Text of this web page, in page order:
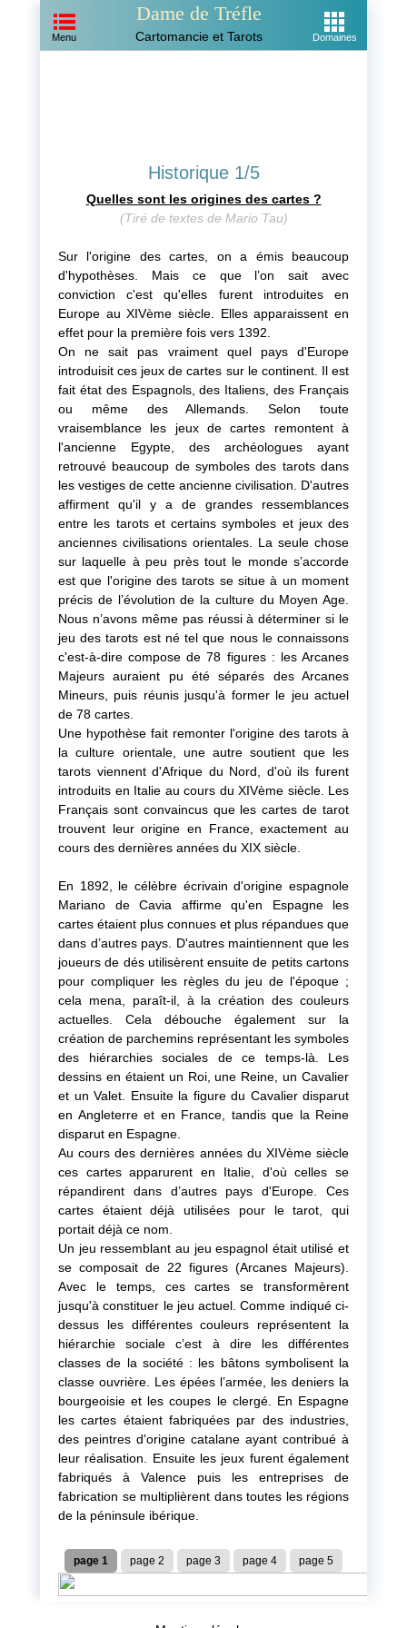
Dame de Tréfle
Cartomancie et Tarots
Menu Domaines
Historique 1/5
Quelles sont les origines des cartes ?
(Tiré de textes de Mario Tau)
Sur l'origine des cartes, on a émis beaucoup
d'hypothèses. Mais ce que l’on sait avec
conviction c'est qu'elles furent introduites en
Europe au XIVème siècle. Elles apparaissent en
effet pour la première fois vers 1392.
On ne sait pas vraiment quel pays d'Europe
introduisit ces jeux de cartes sur le continent. Il est
fait état des Espagnols, des Italiens, des Français
ou même des Allemands. Selon toute
vraisemblance les jeux de cartes remontent à
l'ancienne Egypte, des archéologues ayant
retrouvé beaucoup de symboles des tarots dans
les vestiges de cette ancienne civilisation. D'autres
affirment qu'il y a de grandes ressemblances
entre les tarots et certains symboles et jeux des
anciennes civilisations orientales. La seule chose
sur laquelle à peu près tout le monde s’accorde
est que l'origine des tarots se situe à un moment
précis de l’évolution de la culture du Moyen Age.
Nous n’avons même pas réussi à déterminer si le
jeu des tarots est né tel que nous le connaissons
c'est-à-dire compose de 78 figures : les Arcanes
Majeurs auraient pu été séparés des Arcanes
Mineurs, puis réunis jusqu'à former le jeu actuel
de 78 cartes.
Une hypothèse fait remonter l'origine des tarots à
la culture orientale, une autre soutient que les
tarots viennent d'Afrique du Nord, d'où ils furent
introduits en Italie au cours du XIVème siècle. Les
Français sont convaincus que les cartes de tarot
trouvent leur origine en France, exactement au
cours des dernières années du XIX siècle.
En 1892, le célèbre écrivain d'origine espagnole
Mariano de Cavia affirme qu'en Espagne les
cartes étaient plus connues et plus répandues que
dans d’autres pays. D'autres maintiennent que les
joueurs de dés utilisèrent ensuite de petits cartons
pour compliquer les règles du jeu de l'époque ;
cela mena, paraît-il, à la création des couleurs
actuelles. Cela débouche également sur la
création de parchemins représentant les symboles
des hiérarchies sociales de ce temps-là. Les
dessins en étaient un Roi, une Reine, un Cavalier
et un Valet. Ensuite la figure du Cavalier disparut
en Angleterre et en France, tandis que la Reine
disparut en Espagne.
Au cours des dernières années du XIVème siècle
ces cartes apparurent en Italie, d'où celles se
répandirent dans d’autres pays d'Europe. Ces
cartes étaient déjà utilisées pour le tarot, qui
portait déjà ce nom.
Un jeu ressemblant au jeu espagnol était utilisé et
se composait de 22 figures (Arcanes Majeurs).
Avec le temps, ces cartes se transformèrent
jusqu'à constituer le jeu actuel. Comme indiqué ci-
dessus les différentes couleurs représentent la
hiérarchie sociale c’est à dire les différentes
classes de la société : les bâtons symbolisent la
classe ouvrière. Les épées l’armée, les deniers la
bourgeoisie et les coupes le clergé. En Espagne
les cartes étaient fabriquées par des industries,
des peintres d'origine catalane ayant contribué à
leur réalisation. Ensuite les jeux furent également
fabriqués à Valence puis les entreprises de
fabrication se multiplièrent dans toutes les régions
de la péninsule ibérique.
page 1 page 2 page 3 page 4 page 5